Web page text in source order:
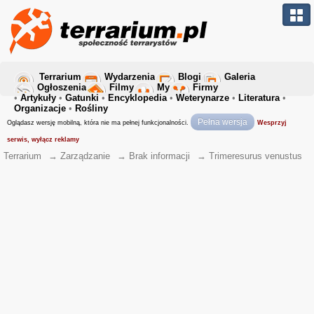
Terrarium Wydarzenia Blogi
Galeria
Ogłoszenia
Filmy My
Firmy
• Artykuły • Gatunki • Encyklopedia• Weterynarze • Literatura•
Organizacje • Rośliny
Oglądasz wersję mobilną, która nie ma pełnej funkcjonalności. Pełna wersja Wesprzyj
serwis, wyłącz reklamy
Terrarium → Zarządzanie → Brak informacji → Trimeresurus venustus